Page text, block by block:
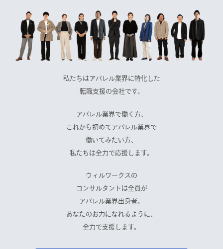
私たちはアパレル業界に特化した
転職支援の会社です。
アパレル業界で働く方、
これから初めてアパレル業界で
働いてみたい方、
私たちは全力で応援します。
ウィルワークスの
コンサルタントは全員が
アパレル業界出身者。
あなたのお力になれるように、
全力で支援します。